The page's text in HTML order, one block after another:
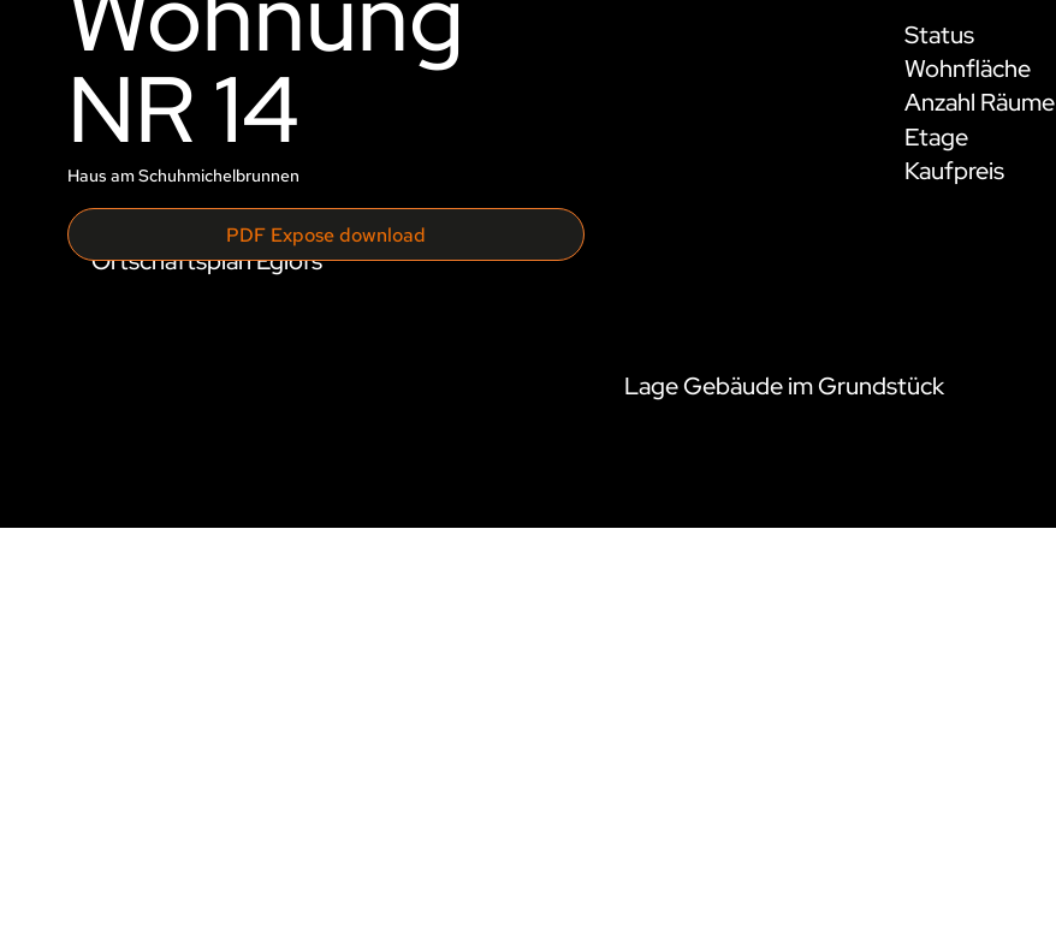
Status
Wohnfläche
Anzahl Räume
Etage
Kaufpreis
Ortschaftsplan Eglofs
Lage Gebäude im Grundstück
NR 14
Haus am Schuhmichelbrunnen
PDF Expose download